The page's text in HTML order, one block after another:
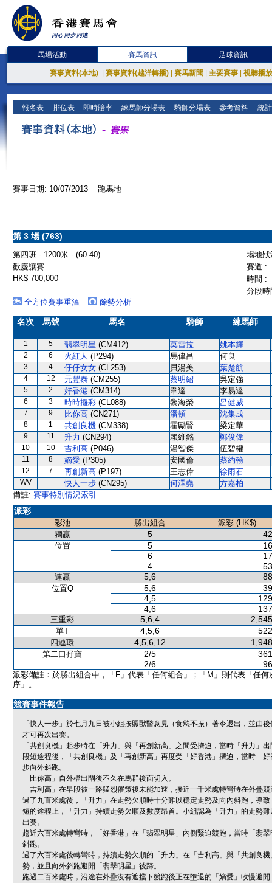
馬場活動 賽馬資訊 足球資訊
賽事資料(本地) 賽事資料(越洋轉播) 賽馬新聞 主要賽事 視聽播
報名表 排位表 即時賠率 練馬師分場表 騎師分場表 參考資料 統
賽事日期: 10/07/2013 跑馬地
第 3 場 (763)
第四班 - 1200米 - (60-40)
場地
歡慶讓賽
賽道 :
HK$ 700,000
時間 :
分段
全方位賽事重溫
餘勢分析
名次 馬號 馬名 騎師 練馬師
1 5 翡翠明星 (CM412) 莫雷拉 姚本輝
2 6 火紅人 (P294) 馬偉昌 何良
3 4 仔仔女女 (CL253) 貝湯美 葉楚航
4 12 元豐泰 (CM255) 蔡明紹 吳定強
5 2 好香港 (CM314) 韋達 李易達
6 3 時時攞彩 (CL088) 黎海榮 呂健威
7 9 比你高 (CN271) 潘頓 沈集成
8 1 共創良機 (CM338) 霍勵賢 梁定華
9 11 升力 (CN294) 賴維銘 鄭俊偉
10 10 吉利高 (P046) 湯智傑 伍碧權
11 8 嫡愛 (P305) 安國倫 蔡約翰
12 7 再創新高 (P197) 王志偉 徐雨石
WV 快人一步 (CN295) 何澤堯
方嘉柏
備註: 賽事特別情況索引
派彩
彩池 勝出組合
派彩 (HK$)
獨贏
5
位置 5
6
4
連贏 5,6
位置Q 5,6
4,5
4,6
三重彩 5,6,4
單T 4,5,6
四連環 4,5,6,12
第二口孖寶 2/5
2/6
派彩備註：於勝出組合中，「F」代表「任何組合」；「M」則代表「任何
序」。
競賽事件報告
「快人一步」於七月九日被小組按照獸醫意見（食慾不振）著令退出，並由
才可再次出賽。
「共創良機」起步時在「升力」與「再創新高」之間受擠迫，當時「升力」
段短途程後，「共創良機」及「再創新高」再度受「好香港」擠迫，當時「
步向外斜跑。
「比你高」自外檔出閘後不久在馬群後面切入。
「吉利高」在早段被一路猛烈催策後未能加速，接近一千米處轉彎時在外疊
過了九百米處後，「升力」在走勢欠順時十分難以穩定走勢及向內斜跑，導
短的途程上，「升力」持續走勢欠順及數度昂首。小組認為「升力」的走勢
出賽。
趨近六百米處轉彎時，「好香港」在「翡翠明星」內側緊迫競跑，當時「翡
斜跑。
過了六百米處後轉彎時，持續走勢欠順的「升力」在「吉利高」與「共創良
勢，並且向外斜跑避開「翡翠明星」後蹄。
跑過二百米處時，沿途在外疊沒有遮擋下競跑後正在墮退的「嫡愛」收慢避